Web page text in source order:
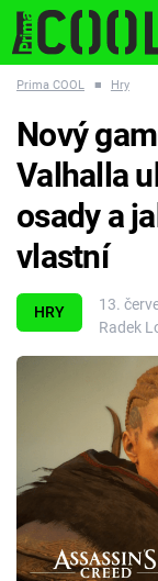
ESCAPE
Témata
Filmy
Hry
Cool Esport
Pořady
Prima COOL ■ Hry
HRY
13.
Radek
Nový
Valhalla
osady a
vlastní